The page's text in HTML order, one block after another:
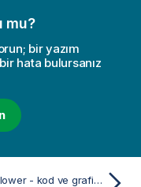
mu?
bir yazım
hata bulursanız
TTest_lower - kod ve grafik fonksiyonu